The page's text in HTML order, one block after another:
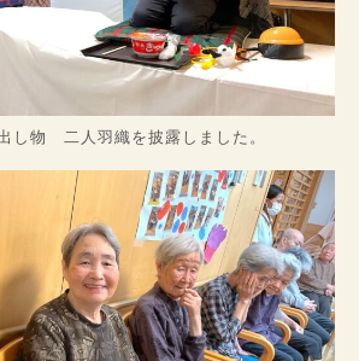
し物 二人羽織を披露しました。